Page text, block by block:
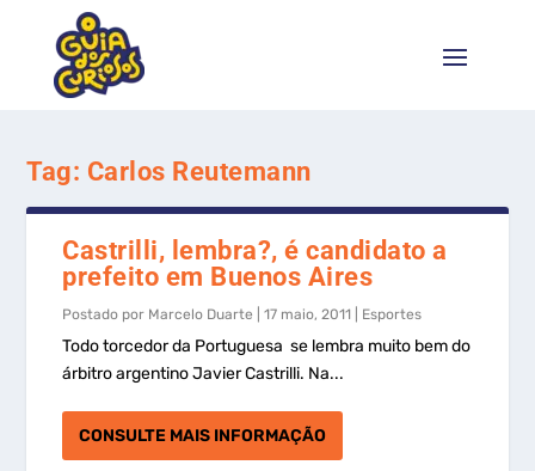
Tag: Carlos Reutemann
Castrilli, lembra?, é candidato a
prefeito em Buenos Aires
Postado por Marcelo Duarte |17 maio, 2011 Esportes
Todo torcedor da Portuguesa se lembra muito bem do
árbitro argentino Javier Castrilli. Na...
CONSULTE MAIS INFORMAÇÃO